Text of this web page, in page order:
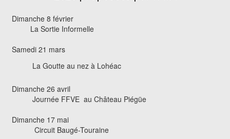
Dimanche 8 février
La Sortie Informelle
Samedi 21 mars
La Goutte au nez à Lohéac
Dimanche 26 avril
Journée FFVE au Château Piégüe
Dimanche 17 mai
Circuit Baugé-Touraine